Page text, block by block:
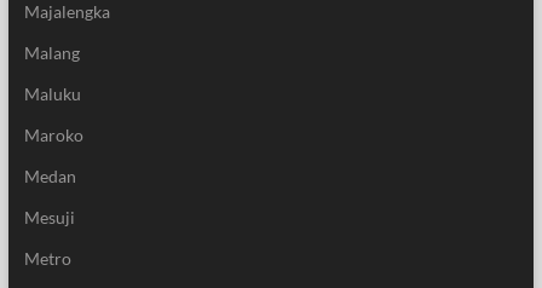
Majalengka
Malang
Maluku
Maroko
Medan
Mesuji
Metro